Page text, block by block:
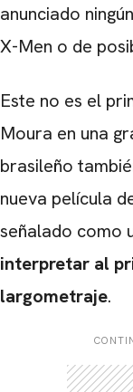
anunciado
X-Men o de
Este no es el
Moura en una
brasileño
nueva película
señalado como
interpretar al
largometraje.